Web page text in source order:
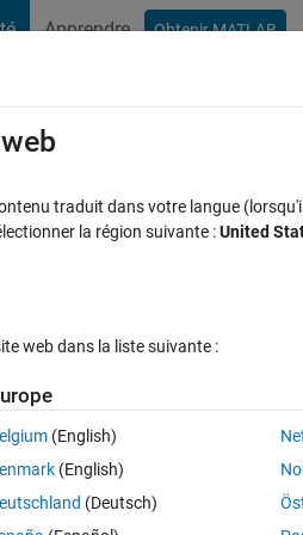
Apprendre Obtenir MATLAB
gshhs_h.b,
I downloaded gshhs_h.b,
traduit dans votre langue
la région suivante :United
web dans la liste suivante :
(English)
(English)
(Deutsch)